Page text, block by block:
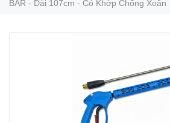
BAR - Dài 107cm - Có Khớp Chống Xoắn